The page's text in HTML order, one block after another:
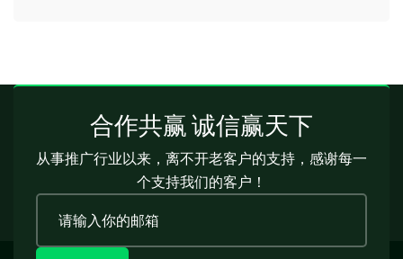
合作共赢 诚信赢天下
从事推广行业以来，离不开老客户的支持，感谢每一
个支持我们的客户！